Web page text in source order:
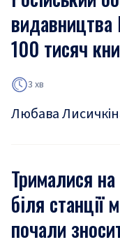
видавництва
100 тисяч
3 хв
Любава
Трималися
біля станції
почали